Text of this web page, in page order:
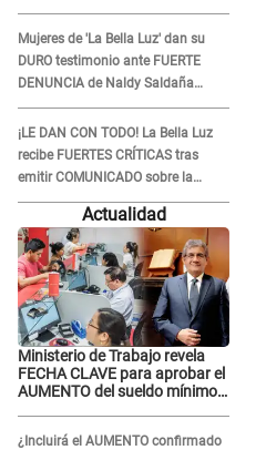
cuatro meses
Mujeres de 'La Bella Luz' dan su
DURO testimonio ante FUERTE
DENUNCIA de Naldy Saldaña
contra director: "Cualquier
acusación de apañamiento..."
¡LE DAN CON TODO! La Bella Luz
recibe FUERTES CRÍTICAS tras
emitir COMUNICADO sobre la
denuncia de Naldy Saldaña y
SEPARAR a su director musical
Actualidad
Ministerio de Trabajo revela
FECHA CLAVE para aprobar el
AUMENTO del sueldo mínimo:
¿Incluirá el AUMENTO confirmado